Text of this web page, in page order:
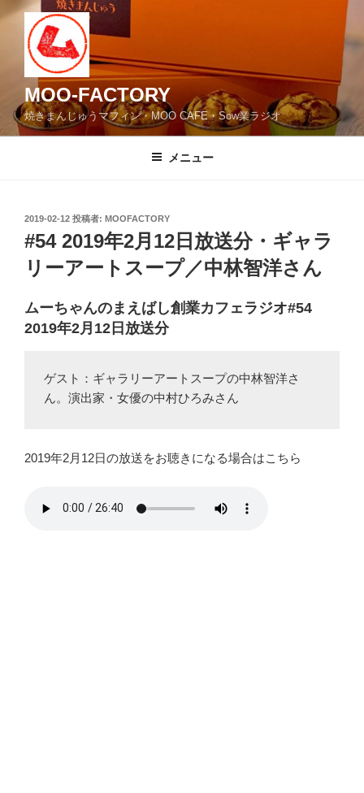
MOO-FACTORY
焼きまんじゅうマフィン・MOO CAFE・Sow業ラジオ
メニュー
投
稿
日:
2019-02-12 投稿者: MOOFACTORY
#54 2019年2月12日放送分・ギャラ
リーアートスープ／中林智洋さん
ムーちゃんのまえばし創業カフェラジオ#54
2019年2月12日放送分
ゲスト：ギャラリーアートスープの中林智洋さ
ん。演出家・女優の中村ひろみさん
2019年2月12日の放送をお聴きになる場合はこちら